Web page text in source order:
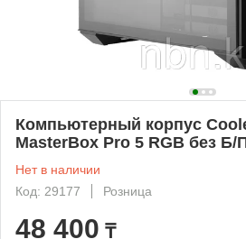
Компьютерный корпус
MasterBox Pro 5 RGB без Б/
Нет в наличии
Код: 29177
Розница
48 400 ₸